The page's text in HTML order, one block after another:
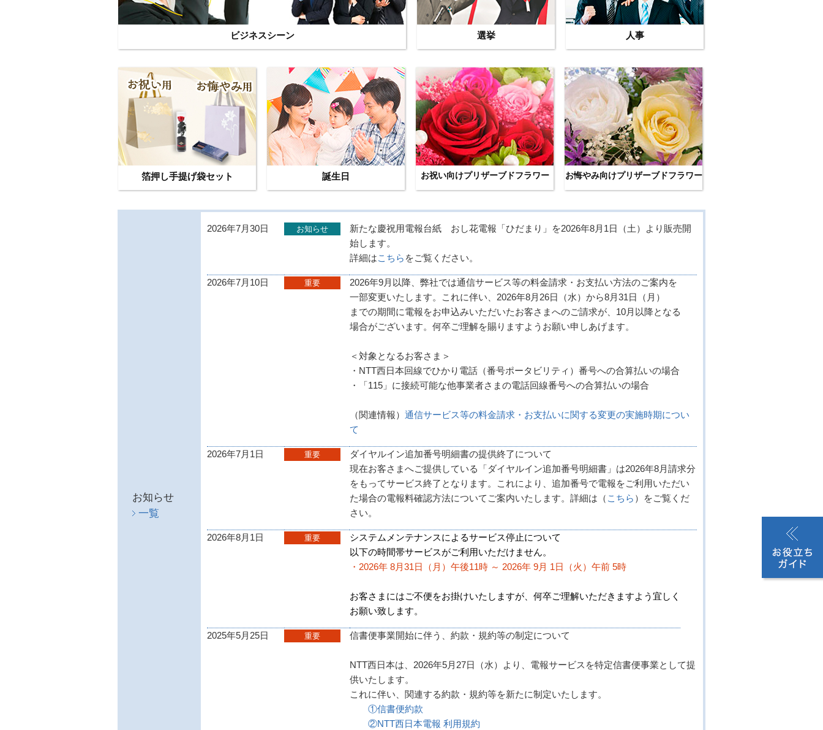
ビジネスシーン 選挙 人事
箔押し手提げ袋セット 誕生日 お祝い向けプリザーブドフラワー お悔やみ向けプリザーブドフラワー
お知らせ
一覧
2026年7月30日 お知らせ
新たな慶祝用電報台紙 おし花電報「ひだまり」を2026年8月1日（土）より販売開
始します。
詳細はこちら をご覧ください。
2026年7月10日 重要
2026年9月以降、弊社では通信サービス等の料金請求・お支払い方法のご案内を
一部変更いたします。これに伴い、2026年8月26日（水）から8月31日（月）
までの期間に電報をお申込みいただいたお客さまへのご請求が、10月以降となる
場合がございます。何卒ご理解を賜りますようお願い申しあげます。
＜対象となるお客さま＞
・NTT西日本回線でひかり電話（番号ポータビリティ）番号への合算払いの場合
・「115」に接続可能な他事業者さまの電話回線番号への合算払いの場合
（関連情報） 通信サービス等の料金請求・お支払いに関する変更の実施時期につい
て
2026年7月1日 重要
ダイヤルイン追加番号明細書の提供終了について
現在お客さまへご提供している「ダイヤルイン追加番号明細書」は2026年8月請求分
をもってサービス終了となります。これにより、追加番号で電報をご利用いただい
た場合の電報料確認方法についてご案内いたします。詳細は（ こちら ）をご覧くだ
さい。
2026年8月1日 重要
システムメンテナンスによるサービス停止について
以下の時間帯サービスがご利用いただけません。
・2026年 8月31日（月）午後11時 ～ 2026年 9月 1日（火）午前 5時
お客さまにはご不便をお掛けいたしますが、何卒ご理解いただきますよう宜しく
お願い致します。
2025年5月25日 重要 信書便事業開始に伴う、約款・規約等の制定について
NTT西日本は、2026年5月27日（水）より、電報サービスを特定信書便事業として提
供いたします。
これに伴い、関連する約款・規約等を新たに制定いたします。
①信書便約款
②NTT西日本電報 利用規約